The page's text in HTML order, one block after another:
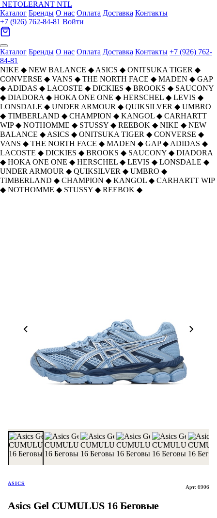
NETOLERANT NTL
Каталог Бренды О нас Оплата Доставка Контакты
+7 (926) 762-84-81 Войти
Каталог Бренды О нас Оплата Доставка Контакты +7 (926) 762-
84-81
NIKE ◆ NEW BALANCE ◆ ASICS ◆ ONITSUKA TIGER ◆
CONVERSE ◆ VANS ◆ THE NORTH FACE ◆ MADEN ◆ GAP
◆ ADIDAS ◆ LACOSTE ◆ DICKIES ◆ BROOKS ◆ SAUCONY
◆ DIADORA ◆ HOKA ONE ONE ◆ HERSCHEL ◆ LEVIS ◆
LONSDALE ◆ UNDER ARMOUR ◆ QUIKSILVER ◆ UMBRO
◆ TIMBERLAND ◆ CHAMPION ◆ KANGOL ◆ CARHARTT
WIP ◆ NOTHOMME ◆ STUSSY ◆ REEBOK ◆ NIKE ◆ NEW
BALANCE ◆ ASICS ◆ ONITSUKA TIGER ◆ CONVERSE ◆
VANS ◆ THE NORTH FACE ◆ MADEN ◆ GAP ◆ ADIDAS ◆
LACOSTE ◆ DICKIES ◆ BROOKS ◆ SAUCONY ◆ DIADORA
◆ HOKA ONE ONE ◆ HERSCHEL ◆ LEVIS ◆ LONSDALE ◆
UNDER ARMOUR ◆ QUIKSILVER ◆ UMBRO ◆
TIMBERLAND ◆ CHAMPION ◆ KANGOL ◆ CARHARTT WIP
◆ NOTHOMME ◆ STUSSY ◆ REEBOK ◆
ASICS
Арт: 6906
Asics Gel CUMULUS 16 Беговые